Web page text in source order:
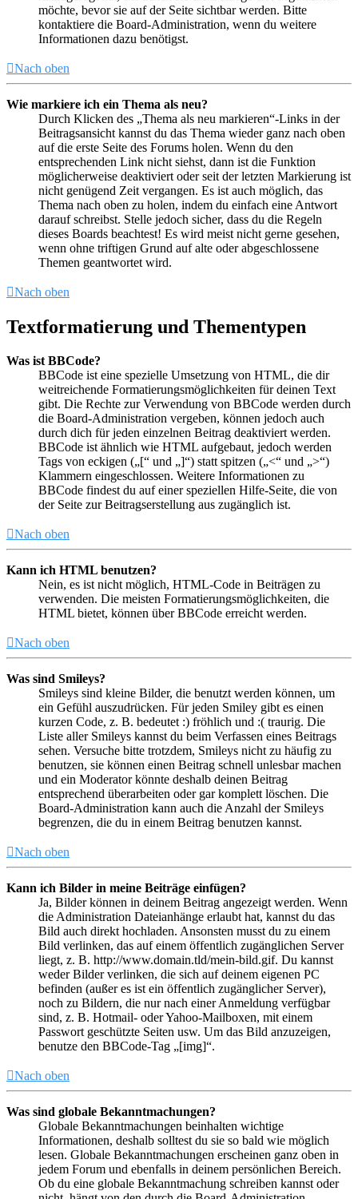
möchte, bevor sie auf der Seite sichtbar werden. Bitte
kontaktiere die Board-Administration, wenn du weitere
Informationen dazu benötigst.
Nach oben
Wie markiere ich ein Thema als neu?
Durch Klicken des „Thema als neu markieren“-Links in der
Beitragsansicht kannst du das Thema wieder ganz nach oben
auf die erste Seite des Forums holen. Wenn du den
entsprechenden Link nicht siehst, dann ist die Funktion
möglicherweise deaktiviert oder seit der letzten Markierung ist
nicht genügend Zeit vergangen. Es ist auch möglich, das
Thema nach oben zu holen, indem du einfach eine Antwort
darauf schreibst. Stelle jedoch sicher, dass du die Regeln
dieses Boards beachtest! Es wird meist nicht gerne gesehen,
wenn ohne triftigen Grund auf alte oder abgeschlossene
Themen geantwortet wird.
Nach oben
Textformatierung und Thementypen
Was ist BBCode?
BBCode ist eine spezielle Umsetzung von HTML, die dir
weitreichende Formatierungsmöglichkeiten für deinen Text
gibt. Die Rechte zur Verwendung von BBCode werden durch
die Board-Administration vergeben, können jedoch auch
durch dich für jeden einzelnen Beitrag deaktiviert werden.
BBCode ist ähnlich wie HTML aufgebaut, jedoch werden
Tags von eckigen („[“ und „]“) statt spitzen („<“ und „>“)
Klammern eingeschlossen. Weitere Informationen zu
BBCode findest du auf einer speziellen Hilfe-Seite, die von
der Seite zur Beitragserstellung aus zugänglich ist.
Nach oben
Kann ich HTML benutzen?
Nein, es ist nicht möglich, HTML-Code in Beiträgen zu
verwenden. Die meisten Formatierungsmöglichkeiten, die
HTML bietet, können über BBCode erreicht werden.
Nach oben
Was sind Smileys?
Smileys sind kleine Bilder, die benutzt werden können, um
ein Gefühl auszudrücken. Für jeden Smiley gibt es einen
kurzen Code, z. B. bedeutet :) fröhlich und :( traurig. Die
Liste aller Smileys kannst du beim Verfassen eines Beitrags
sehen. Versuche bitte trotzdem, Smileys nicht zu häufig zu
benutzen, sie können einen Beitrag schnell unlesbar machen
und ein Moderator könnte deshalb deinen Beitrag
entsprechend überarbeiten oder gar komplett löschen. Die
Board-Administration kann auch die Anzahl der Smileys
begrenzen, die du in einem Beitrag benutzen kannst.
Nach oben
Kann ich Bilder in meine Beiträge einfügen?
Ja, Bilder können in deinem Beitrag angezeigt werden. Wenn
die Administration Dateianhänge erlaubt hat, kannst du das
Bild auch direkt hochladen. Ansonsten musst du zu einem
Bild verlinken, das auf einem öffentlich zugänglichen Server
liegt, z. B. http://www.domain.tld/mein-bild.gif. Du kannst
weder Bilder verlinken, die sich auf deinem eigenen PC
befinden (außer es ist ein öffentlich zugänglicher Server),
noch zu Bildern, die nur nach einer Anmeldung verfügbar
sind, z. B. Hotmail- oder Yahoo-Mailboxen, mit einem
Passwort geschützte Seiten usw. Um das Bild anzuzeigen,
benutze den BBCode-Tag „[img]“.
Nach oben
Was sind globale Bekanntmachungen?
Globale Bekanntmachungen beinhalten wichtige
Informationen, deshalb solltest du sie so bald wie möglich
lesen. Globale Bekanntmachungen erscheinen ganz oben in
jedem Forum und ebenfalls in deinem persönlichen Bereich.
Ob du eine globale Bekanntmachung schreiben kannst oder